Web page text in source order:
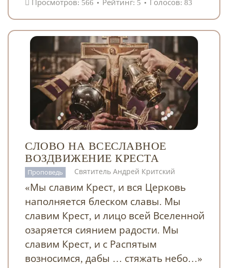
Просмотров: 566 Рейтинг: 5 Голосов: 83
СЛОВО НА ВСЕСЛАВНОЕ
ВОЗДВИЖЕНИЕ КРЕСТА
Проповедь Святитель Андрей Критский
«Мы славим Крест, и вся Церковь
наполняется блеском славы. Мы
славим Крест, и лицо всей Вселенной
озаряется сиянием радости. Мы
славим Крест, и с Распятым
возносимся, дабы … стяжать небо…»